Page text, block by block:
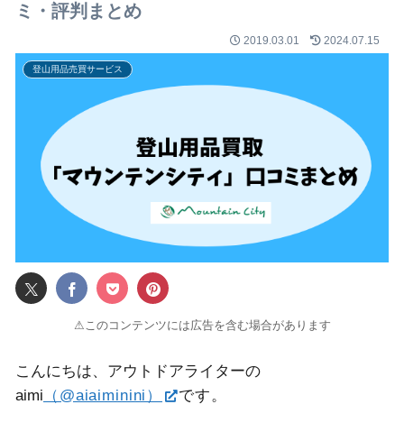
ミ・評判まとめ
2019.03.01 2024.07.15
登山用品売買サービス
⚠このコンテンツには広告を含む場合があります
こんにちは、アウトドアライターの
aimi （@aiaiminini） です。